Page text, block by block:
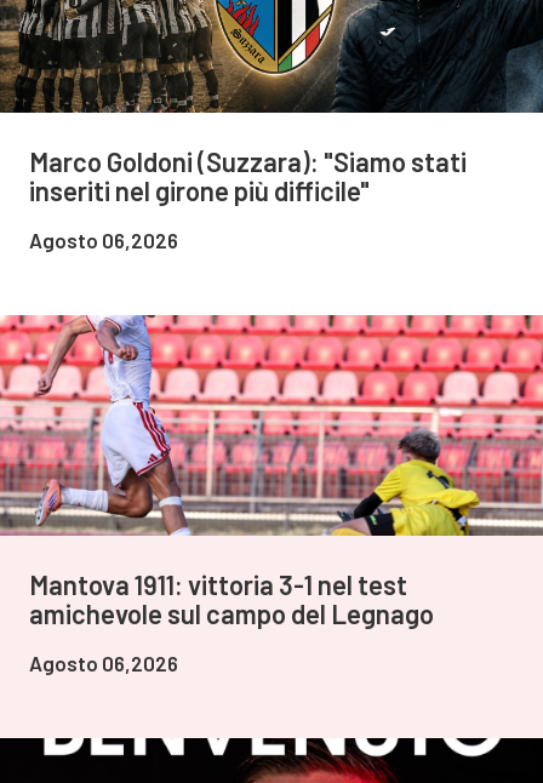
Marco Goldoni (Suzzara): "Siamo stati
inseriti nel girone più difficile"
Agosto 06,2026
Mantova 1911: vittoria 3-1 nel test
amichevole sul campo del Legnago
Agosto 06,2026